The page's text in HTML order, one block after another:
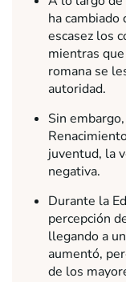
ha
escasez los
mientras
romana se
autoridad.
Sin
juventud, la
negativa.
Durante la
percepción
llegando a
aumentó,
de los